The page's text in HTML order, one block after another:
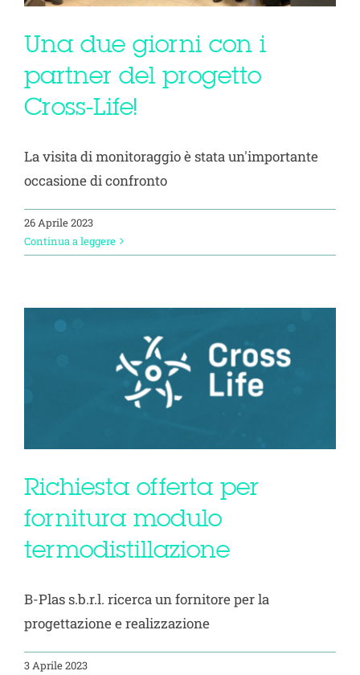
Una due giorni con i
partner del progetto
Cross-Life!
La visita di monitoraggio è stata un'importante
occasione di confronto
26 Aprile 2023
Continua a leggere
Richiesta offerta per
fornitura modulo
termodistillazione
B-Plas s.b.r.l. ricerca un fornitore per la
progettazione e realizzazione
3 Aprile 2023